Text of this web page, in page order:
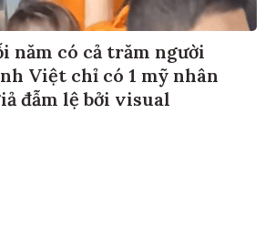
năm có cả trăm người
Việt chỉ có 1 mỹ nhân
đẫm lệ bởi visual